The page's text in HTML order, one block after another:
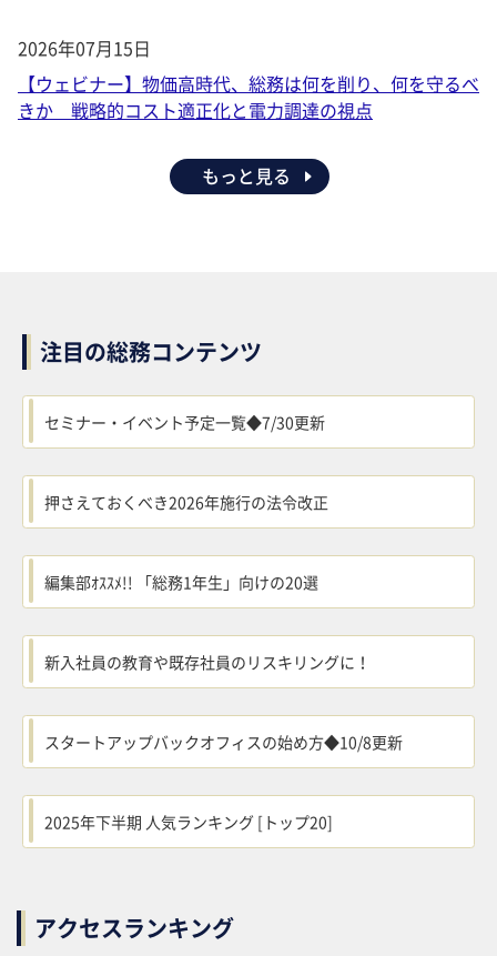
2026年07月15日
【ウェビナー】物価高時代、総務は何を削り、何を守るべ
きか 戦略的コスト適正化と電力調達の視点
もっと見る
注目の総務コンテンツ
セミナー・イベント予定一覧◆7/30更新
押さえておくべき2026年施行の法令改正
編集部ｵｽｽﾒ!! 「総務1年生」向けの20選
新入社員の教育や既存社員のリスキリングに！
スタートアップバックオフィスの始め方◆10/8更新
2025年下半期 人気ランキング [トップ20]
アクセスランキング